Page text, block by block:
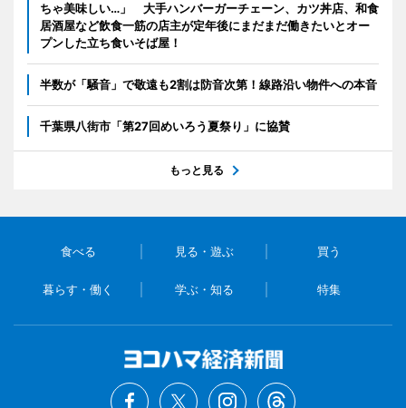
ちゃ美味しい…」 大手ハンバーガーチェーン、カツ丼店、和食
居酒屋など飲食一筋の店主が定年後にまだまだ働きたいとオー
プンした立ち食いそば屋！
半数が「騒音」で敬遠も2割は防音次第！線路沿い物件への本音
千葉県八街市「第27回めいろう夏祭り」に協賛
もっと見る
食べる 見る・遊ぶ 買う
暮らす・働く 学ぶ・知る 特集